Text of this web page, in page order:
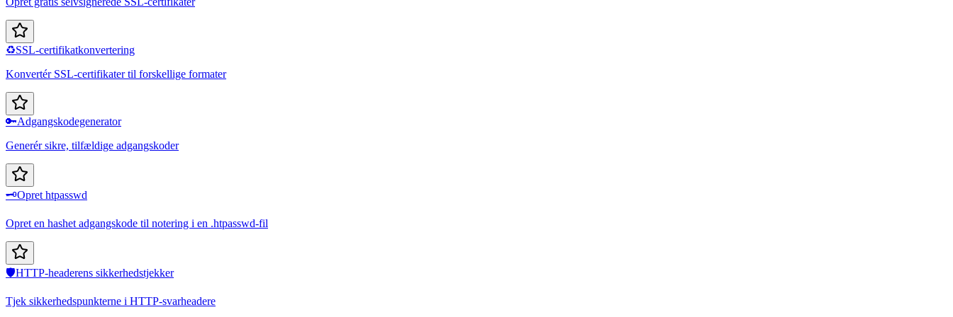
♻️SSL-certifikatkonvertering
Konvertér SSL-certifikater til forskellige formater
🔑Adgangskodegenerator
Generér sikre, tilfældige adgangskoder
🗝️Opret htpasswd
Opret en hashet adgangskode til notering i en .htpasswd-fil
🛡️HTTP-headerens sikkerhedstjekker
Tjek sikkerhedspunkterne i HTTP-svarheadere